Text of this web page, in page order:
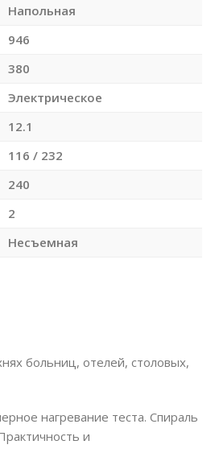
Напольная
946
380
Электрическое
12.1
116 / 232
240
2
Несъемная
больниц, отелей, столовых,
нагревание теста. Спираль
и